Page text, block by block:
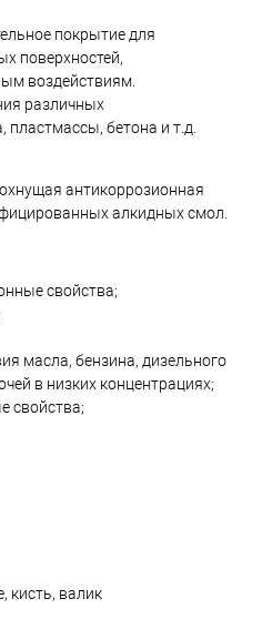
покрытие для
поверхностей,
воздействиям.
различных
пластмассы, бетона и т.д.
антикоррозионная
алкидных смол.
свойства;
масла, бензина, дизельного
в низких концентрациях;
свойства;
кисть, валик